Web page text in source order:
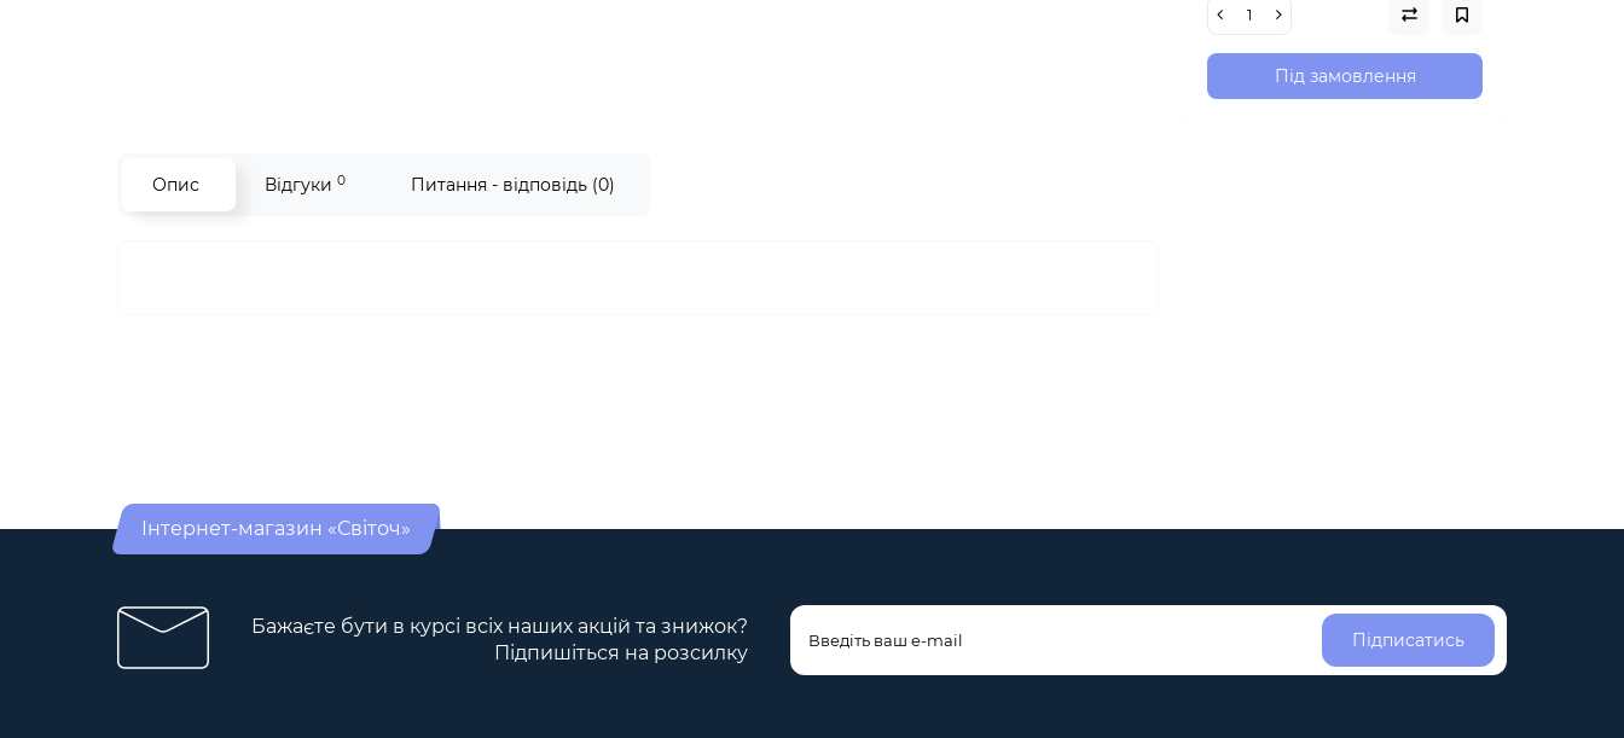
Під замовлення
Опис Відгуки 0 Питання - відповідь (0)
Інтернет-магазин «Світоч»
Бажаєте бути в курсі всіх наших акцій та знижок?
Підпишіться на розсилку
Підписатись